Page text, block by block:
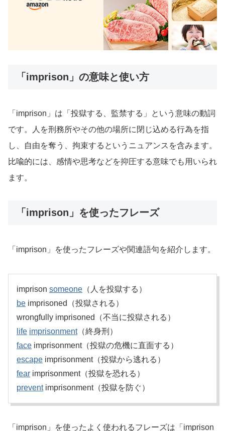
「imprison」の意味と使い方
「imprison」は「投獄する、監禁する」という意味の動詞
です。人を刑務所やその他の場所に閉じ込める行為を指
し、自由を奪う、拘束するというニュアンスを含みます。
比喩的には、感情や思考などを抑圧する意味でも用いられ
ます。
「imprison」を使ったフレーズ
「imprison」を使ったフレーズや関連語句を紹介します。
imprison someone （人を投獄する）
be imprisoned（投獄される）
wrongfully imprisoned（不当に投獄される）
life imprisonment（終身刑）
face imprisonment（投獄の危機に直面する）
escape imprisonment（投獄から逃れる）
fear imprisonment（投獄を恐れる）
preventimprisonment（投獄を防ぐ）
「imprison」を使ったよく使われるフレーズは「imprison